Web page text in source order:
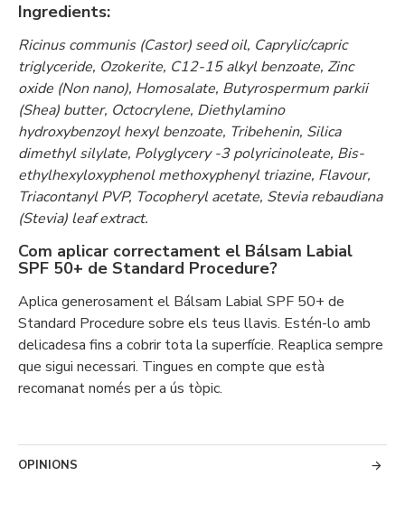
Ingredients:
Ricinus communis (Castor) seed oil, Caprylic/capric
triglyceride, Ozokerite, C12-15 alkyl benzoate, Zinc
oxide (Non nano), Homosalate, Butyrospermum parkii
(Shea) butter, Octocrylene, Diethylamino
hydroxybenzoyl hexyl benzoate, Tribehenin, Silica
dimethyl silylate, Polyglycery -3 polyricinoleate, Bis-
ethylhexyloxyphenol methoxyphenyl triazine, Flavour,
Triacontanyl PVP, Tocopheryl acetate, Stevia rebaudiana
(Stevia) leaf extract.
Com aplicar correctament el Bálsam Labial
SPF 50+ de Standard Procedure?
Aplica generosament el Bálsam Labial SPF 50+ de
Standard Procedure sobre els teus llavis. Estén-lo amb
delicadesa fins a cobrir tota la superfície. Reaplica sempre
que sigui necessari. Tingues en compte que està
recomanat només per a ús tòpic.
OPINIONS